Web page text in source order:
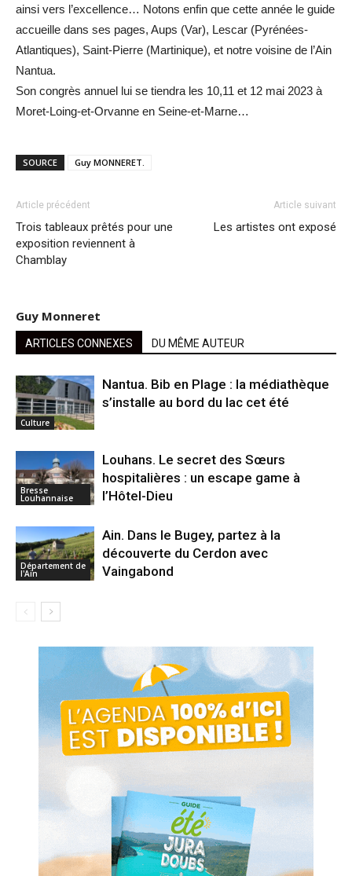
ainsi vers l’excellence… Notons enfin que cette année le guide
accueille dans ses pages, Aups (Var), Lescar (Pyrénées-
Atlantiques), Saint-Pierre (Martinique), et notre voisine de l’Ain
Nantua.
Son congrès annuel lui se tiendra les 10,11 et 12 mai 2023 à
Moret-Loing-et-Orvanne en Seine-et-Marne…
SOURCE Guy MONNERET.
Article précédent
Trois tableaux prêtés pour une
exposition reviennent à
Chamblay
Article suivant
Les artistes ont exposé
Guy Monneret
ARTICLES CONNEXES DU MÊME AUTEUR
Culture
Nantua. Bib en Plage : la médiathèque
s’installe au bord du lac cet été
Bresse
Louhannaise
Louhans. Le secret des Sœurs
hospitalières : un escape game à
l’Hôtel-Dieu
Département de
l'Ain
Ain. Dans le Bugey, partez à la
découverte du Cerdon avec
Vaingabond